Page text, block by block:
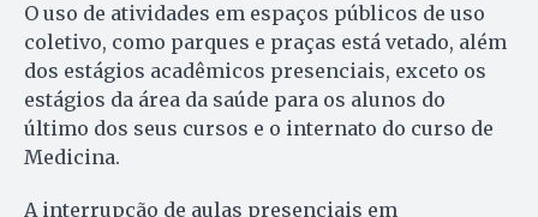
O uso de atividades em espaços públicos de uso
coletivo, como parques e praças está vetado, além
dos estágios acadêmicos presenciais, exceto os
estágios da área da saúde para os alunos do
último dos seus cursos e o internato do curso de
Medicina.
A interrupção de aulas presenciais em